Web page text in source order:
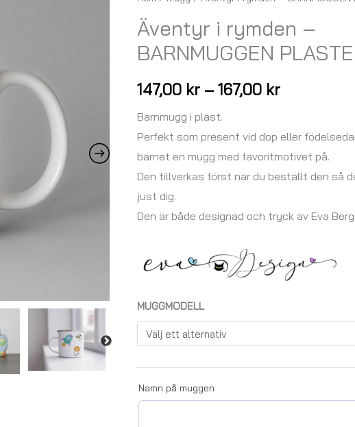
Äventyr i rymden –
BARNMUGGEN
147,00 kr – 167,00 kr
147,00 kr
till
167,00 kr
Barnmugg i plast.
Perfekt som present vid dop eller
barnet en mugg med favoritmotivet på.
Den tillverkas först när du beställt den så
just dig.
Den är både designad och tryck av Eva
MUGGMODELL
Namn på muggen
rymden
-
PLASTELINA